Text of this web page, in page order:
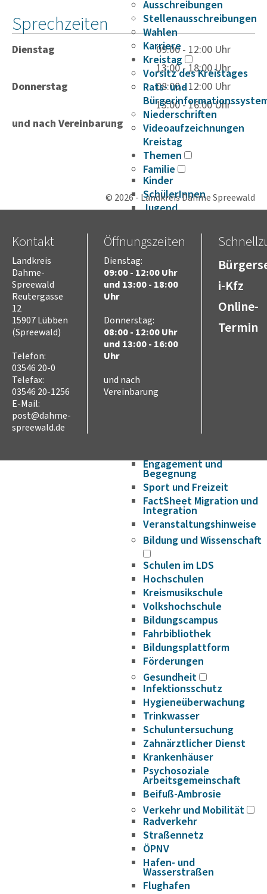
Ausschreibungen
Stellenausschreibungen
Wahlen
Karriere
Kreistag
Vorsitz des Kreistages
Rats- und
Niederschriften
Videoaufzeichnungen
Kreistag
Themen
Familie
Kinder
SchülerInnen
Jugend
Senioren
Bauen und Infrastruktur
Wirtschaftsförderung/
Strukturwandel
Bauen und Wohnen
Breitbandausbau
Asyl, Migration und
Integration
Aufnahme und Wohnen
Sprache
Engagement und
Begegnung
Sport und Freizeit
FactSheet Migration und
Integration
Veranstaltungshinweise
Bildung und Wissenschaft
Schulen im LDS
Hochschulen
Kreismusikschule
Volkshochschule
Bildungscampus
Fahrbibliothek
Bildungsplattform
Förderungen
Gesundheit
Infektionsschutz
Hygieneüberwachung
Trinkwasser
Schuluntersuchung
Zahnärztlicher Dienst
Krankenhäuser
Psychosoziale
Arbeitsgemeinschaft
Beifuß-Ambrosie
Verkehr und Mobilität
Radverkehr
Straßennetz
ÖPNV
Hafen- und
Wasserstraßen
Flughafen
Sprechzeiten
Dienstag
09:00 - 12:00 Uhr
13:00 - 18:00 Uhr
Donnerstag
08:00 - 12:00 Uhr
13:00 - 16:00 Uhr
und nach Vereinbarung
© 2026 - Landkreis Dahme Spreewald
Kontakt
Landkreis
Dahme-
Spreewald
Reutergasse
12
15907 Lübben
(Spreewald)
Telefon:
03546 20-0
Telefax:
03546 20-1256
E-Mail:
post@dahme-
spreewald.de
Öffnungszeiten
Dienstag:
09:00 - 12:00 Uhr
und 13:00 - 18:00
Uhr
Donnerstag:
08:00 - 12:00 Uhr
und 13:00 - 16:00
Uhr
und nach
Vereinbarung
i-Kfz
Online-
Termin